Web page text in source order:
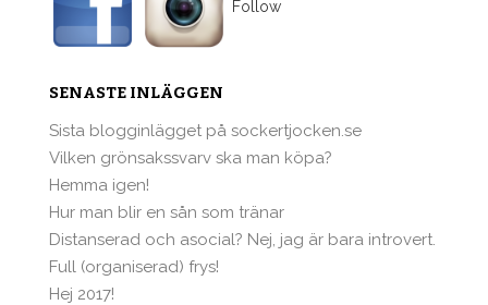
Follow
SENASTE INLÄGGEN
Sista blogginlägget på sockertjocken.se
Vilken grönsakssvarv ska man köpa?
Hemma igen!
Hur man blir en sån som tränar
Distanserad och asocial? Nej, jag är bara introvert.
Full (organiserad) frys!
Hej 2017!